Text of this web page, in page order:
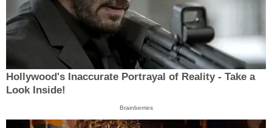
Hollywood's Inaccurate Portrayal of Reality - Take a
Look Inside!
Brainberries